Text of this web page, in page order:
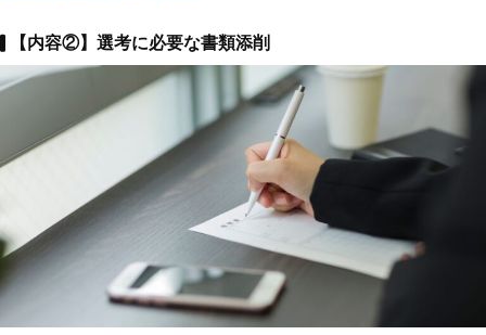
【内容②】選考に必要な書類添削